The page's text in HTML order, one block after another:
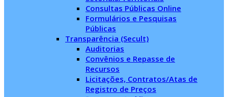
Consultas Públicas Online
Formulários e Pesquisas
Públicas
Transparência (Secult)
Auditorias
Convênios e Repasse de
Recursos
Licitações, Contratos/Atas de
Registro de Preços